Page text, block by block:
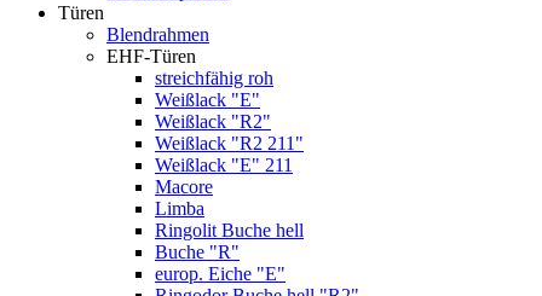
Türen
Blendrahmen
EHF-Türen
streichfähig roh
Weißlack "E"
Weißlack "R2"
Weißlack "R2 211"
Weißlack "E" 211
Macore
Limba
Ringolit Buche hell
Buche "R"
europ. Eiche "E"